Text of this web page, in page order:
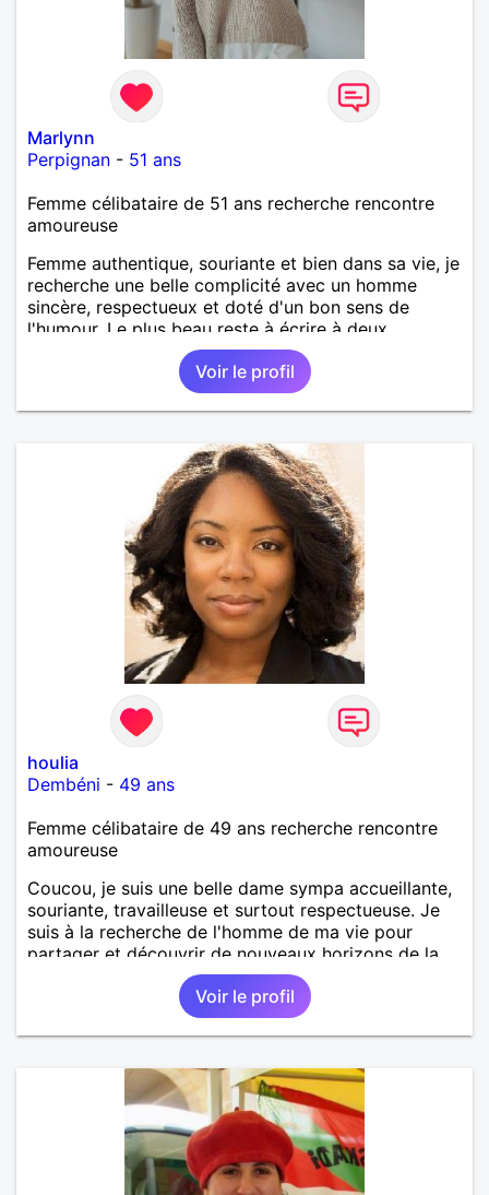
Marlynn
Perpignan - 51 ans
Femme célibataire de 51 ans recherche rencontre
amoureuse
Femme authentique, souriante et bien dans sa vie, je
recherche une belle complicité avec un homme
sincère, respectueux et doté d'un bon sens de
l'humour. Le plus beau reste à écrire à deux.
Voir le profil
houlia
Dembéni - 49 ans
Femme célibataire de 49 ans recherche rencontre
amoureuse
Coucou, je suis une belle dame sympa accueillante,
souriante, travailleuse et surtout respectueuse. Je
suis à la recherche de l'homme de ma vie pour
partager et découvrir de nouveaux horizons de la
Voir le profil